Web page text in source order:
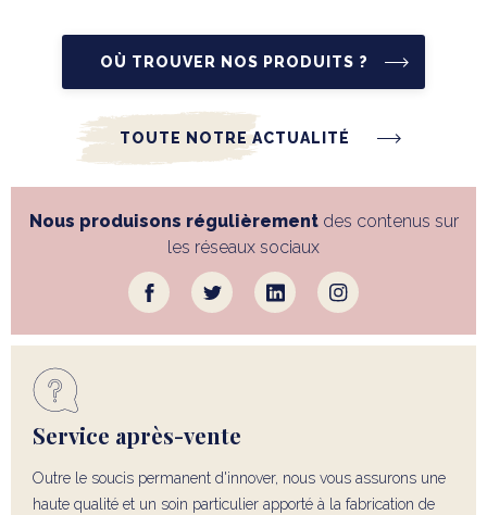
OÙ TROUVER NOS PRODUITS ?
TOUTE NOTRE ACTUALITÉ
Nous produisons régulièrementdes contenus sur
les réseaux sociaux
Service après-vente
Outre le soucis permanent d'innover, nous vous assurons une
haute qualité et un soin particulier apporté à la fabrication de